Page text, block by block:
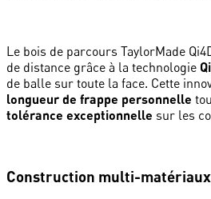
Le bois de parcours TaylorMade
de distance grâce à la technologie Qi
de balle sur toute la face. Cette
longueur de frappe personnelle
tolérance exceptionnelle sur les
Construction multi-